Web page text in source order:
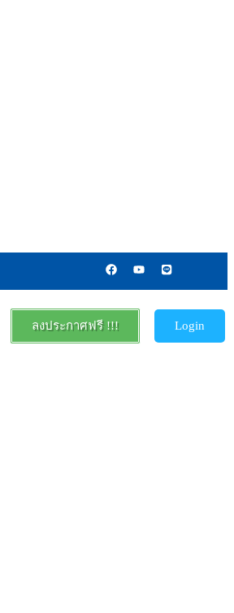
ลงประกาศฟรี !!! Login